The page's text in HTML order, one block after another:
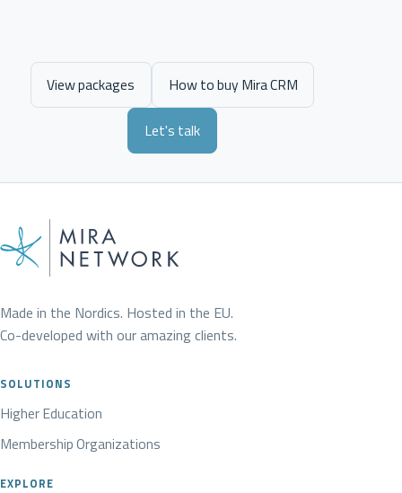
View packages How to buy Mira CRM
Let's talk
Made in the Nordics. Hosted in the EU.
Co-developed with our amazing clients.
SOLUTIONS
Higher Education
Membership Organizations
EXPLORE